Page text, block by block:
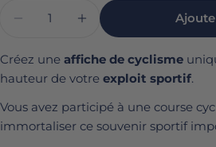
Garmin (via Garmin
Diminuer La Quantité
Augmenter La
Créez une affiche de cyclisme
hauteur de votre exploit sportif.
Vous avez participé à une course
immortaliser ce souvenir sportif